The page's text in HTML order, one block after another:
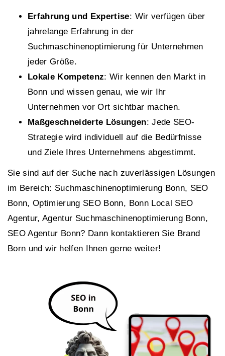
Erfahrung und Expertise: Wir verfügen über
jahrelange Erfahrung in der
Suchmaschinenoptimierung für Unternehmen
jeder Größe.
Lokale Kompetenz: Wir kennen den Markt in
Bonn und wissen genau, wie wir Ihr
Unternehmen vor Ort sichtbar machen.
Maßgeschneiderte Lösungen: Jede SEO-
Strategie wird individuell auf die Bedürfnisse
und Ziele Ihres Unternehmens abgestimmt.
Sie sind auf der Suche nach zuverlässigen Lösungen
im Bereich: Suchmaschinenoptimierung Bonn, SEO
Bonn, Optimierung SEO Bonn, Bonn Local SEO
Agentur, Agentur Suchmaschinenoptimierung Bonn,
SEO Agentur Bonn? Dann kontaktieren Sie Brand
Born und wir helfen Ihnen gerne weiter!